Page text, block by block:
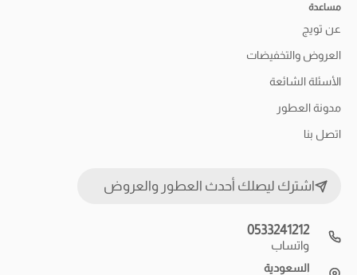
مساعدة
عن تويج
العروض والتخفيضات
الأسئلة الشائعة
مدونة العطور
اتصل بنا
اشترك ليصلك أحدث العطور والعروض
0533241212
واتساب
السعودية